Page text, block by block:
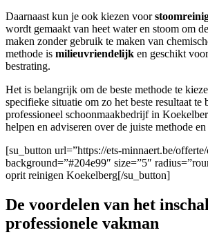
Daarnaast kun je ook kiezen voor
wordt gemaakt van heet water en stoom om
maken zonder gebruik te maken van
methode is milieuvriendelijk en geschikt
bestrating.
Het is belangrijk om de beste methode te
specifieke situatie om zo het beste resultaat te
professioneel schoonmaakbedrijf in
helpen en adviseren over de juiste methode
[su_button url=”https://ets-minnaert.be/
background=”#204e99″ size=”5″
oprit reinigen Koekelberg[/su_button]
De voordelen van het
professionele vakman